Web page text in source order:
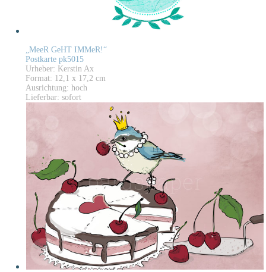
„MeeR GeHT IMMeR!“
Postkarte pk5015
Urheber: Kerstin Ax
Format: 12,1 x 17,2 cm
Ausrichtung: hoch
Lieferbar: sofort